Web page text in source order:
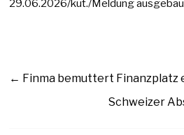
29.06.2026/kut./Meldung
← Finma bemuttert Finanzplatz
Schweizer